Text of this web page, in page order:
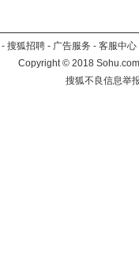
- 搜狐招聘 - 广告服务 - 客服中心
Copyright©2018
搜狐不良信息举